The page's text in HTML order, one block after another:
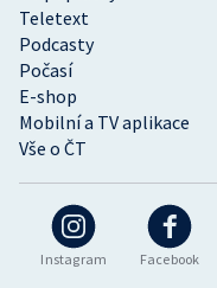
Instagram Facebook
Teletext
Podcasty
Počasí
E-shop
Mobilní a TV aplikace
Vše o ČT